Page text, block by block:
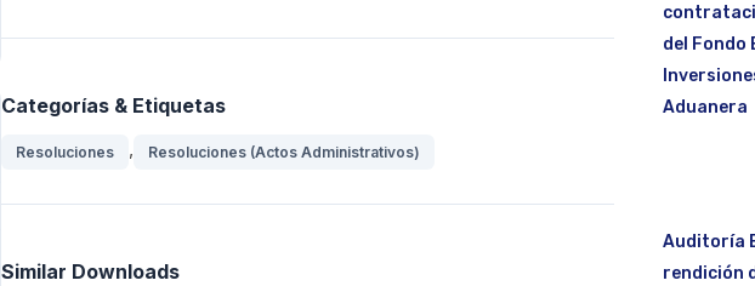
Categorías & Etiquetas
Resoluciones , Resoluciones (Actos Administrativos)
Similar Downloads
del
Aduanera
Auditoría
rendición